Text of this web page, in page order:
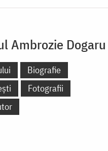
Ambrozie Dogaru
Biografie
Fotografii